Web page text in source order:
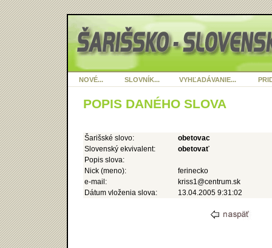
NOVÉ... SLOVNÍK... VYHĽADÁVANIE...
POPIS DANÉHO SLOVA
Šarišské slovo:
obetovac
Slovenský ekvivalent:
obetovať
Popis slova:
Nick (meno):
ferinecko
e-mail:
kriss1@centrum.sk
Dátum vloženia slova:
13.04.2005 9:31:02